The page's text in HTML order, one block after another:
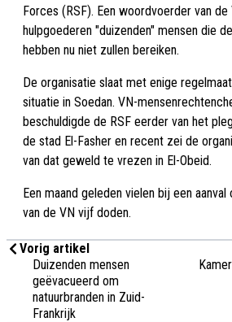
Forces (RSF). Een woordvoerder van
hulpgoederen "duizenden" mensen die
hebben nu niet zullen bereiken.
De organisatie slaat met enige
situatie in Soedan. VN-
beschuldigde de RSF eerder van het
de stad El-Fasher en recent zei de
van dat geweld te vrezen in El-Obeid.
Een maand geleden vielen bij een
van de VN vijf doden.
Vorig artikel
Duizenden mensen
geëvacueerd om
natuurbranden in Zuid-
Frankrijk